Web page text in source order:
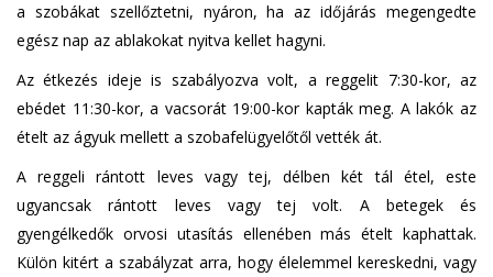
a szobákat szellőztetni, nyáron, ha az időjárás megengedte
egész nap az ablakokat nyitva kellet hagyni.
Az étkezés ideje is szabályozva volt, a reggelit 7:30-kor, az
ebédet 11:30-kor, a vacsorát 19:00-kor kapták meg. A lakók az
ételt az ágyuk mellett a szobafelügyelőtől vették át.
A reggeli rántott leves vagy tej, délben két tál étel, este
ugyancsak rántott leves vagy tej volt. A betegek és
gyengélkedők orvosi utasítás ellenében más ételt kaphattak.
Külön kitért a szabályzat arra, hogy élelemmel kereskedni, vagy